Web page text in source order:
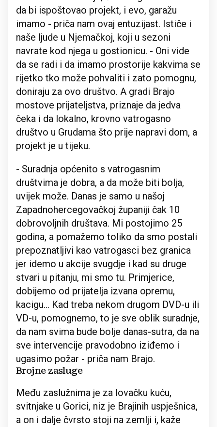
da bi ispoštovao projekt, i evo, garažu
imamo - priča nam ovaj entuzijast. Ističe i
naše ljude u Njemačkoj, koji u sezoni
navrate kod njega u gostionicu. - Oni vide
da se radi i da imamo prostorije kakvima se
rijetko tko može pohvaliti i zato pomognu,
doniraju za ovo društvo. A gradi Brajo
mostove prijateljstva, priznaje da jedva
čeka i da lokalno, krovno vatrogasno
društvo u Grudama što prije napravi dom, a
projekt je u tijeku.
- Suradnja općenito s vatrogasnim
društvima je dobra, a da može biti bolja,
uvijek može. Danas je samo u našoj
Zapadnohercegovačkoj županiji čak 10
dobrovoljnih društava. Mi postojimo 25
godina, a pomažemo toliko da smo postali
prepoznatljivi kao vatrogasci bez granica
jer idemo u akcije svugdje i kad su druge
stvari u pitanju, mi smo tu. Primjerice,
dobijemo od prijatelja izvana opremu,
kacigu... Kad treba nekom drugom DVD-u ili
VD-u, pomognemo, to je sve oblik suradnje,
da nam svima bude bolje danas-sutra, da na
sve intervencije pravodobno iziđemo i
ugasimo požar - priča nam Brajo.
Brojne zasluge
Među zaslužnima je za lovačku kuću,
svitnjake u Gorici, niz je Brajinih uspješnica,
a on i dalje čvrsto stoji na zemlji i, kaže